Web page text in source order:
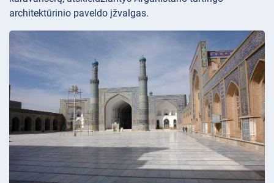
architektūrinio paveldo įžvalgas.